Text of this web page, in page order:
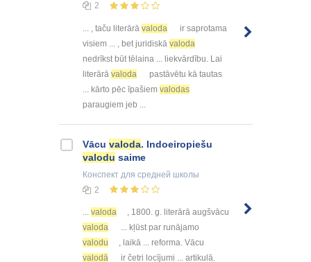
2
... , taču literārā valoda
ir saprotama
visiem ... , bet juridiskā valoda
nedrīkst būt tēlaina ... liekvārdību. Lai
literārā valoda
pastāvētu kā tautas
... kārto pēc īpašiem valodas
paraugiem jeb ...
Vācu valoda. Indoeiropiešu
valodu saime
Конспект для средней школы
2
... valoda
, 1800. g. literārā augšvācu
valoda
... kļūst par runājamo
valodu
, laikā ... reforma. Vācu
valodā
ir četri locījumi ... artikulā.